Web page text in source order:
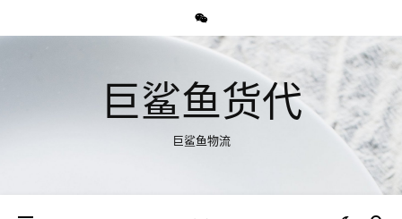
巨鲨鱼货代
巨鲨鱼物流